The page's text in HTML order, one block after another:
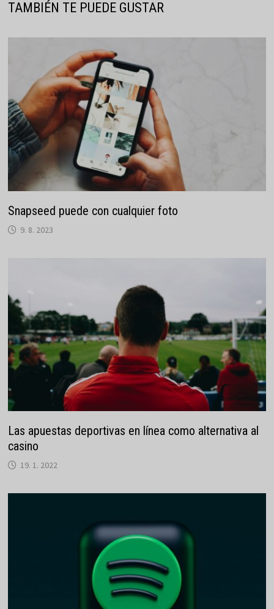
TAMBIÉN TE PUEDE GUSTAR
Snapseed puede con cualquier foto
9. 8. 2023
Las apuestas deportivas en línea como alternativa al
casino
19. 1. 2022